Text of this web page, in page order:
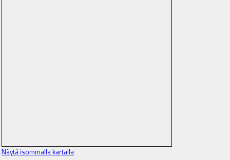
Näytä isommalla kartalla